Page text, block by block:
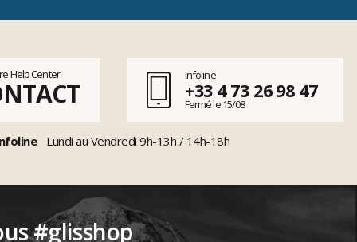
Help Center Infoline
+33 4 73 26 98 47
Fermé le 15/08
Lundi au Vendredi 9h-13h / 14h-18h
#glisshop